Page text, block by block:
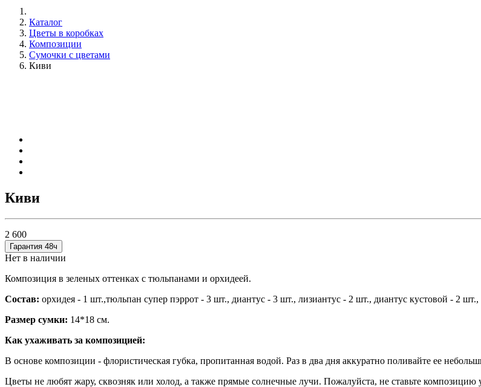
Каталог
Цветы в коробках
Композиции
Сумочки с цветами
Киви
Киви
2 600
Гарантия 48ч
Нет в наличии
Композиция в зеленых оттенках с тюльпанами и орхидеей.
Состав: орхидея - 1 шт.,тюльпан супер пэррот - 3 шт., диантус - 3 шт., лизиантус - 2 шт., диантус кустовой - 2 шт.,
Размер сумки: 14*18 см.
Как ухаживать за композицией:
В основе композиции - флористическая губка, пропитанная водой. Раз в два дня аккуратно поливайте ее
Цветы не любят жару, сквозняк или холод, а также прямые солнечные лучи. Пожалуйста, не ставьте